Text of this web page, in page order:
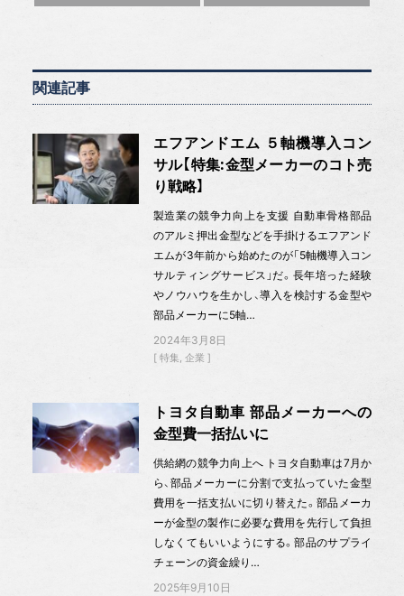
関連記事
エフアンドエム ５軸機導入コン
サル【特集:金型メーカーのコト売
り戦略】
製造業の競争力向上を支援 自動車骨格部品
のアルミ押出金型などを手掛けるエフアンド
エムが3年前から始めたのが「5軸機導入コン
サルティングサービス」だ。長年培った経験
やノウハウを生かし、導入を検討する金型や
部品メーカーに5軸…
2024年3月8日
特集 企業
トヨタ自動車 部品メーカーへの
金型費一括払いに
供給網の競争力向上へ トヨタ自動車は7月か
ら、部品メーカーに分割で支払っていた金型
費用を一括支払いに切り替えた。部品メーカ
ーが金型の製作に必要な費用を先行して負担
しなくてもいいようにする。部品のサプライ
チェーンの資金繰り…
2025年9月10日